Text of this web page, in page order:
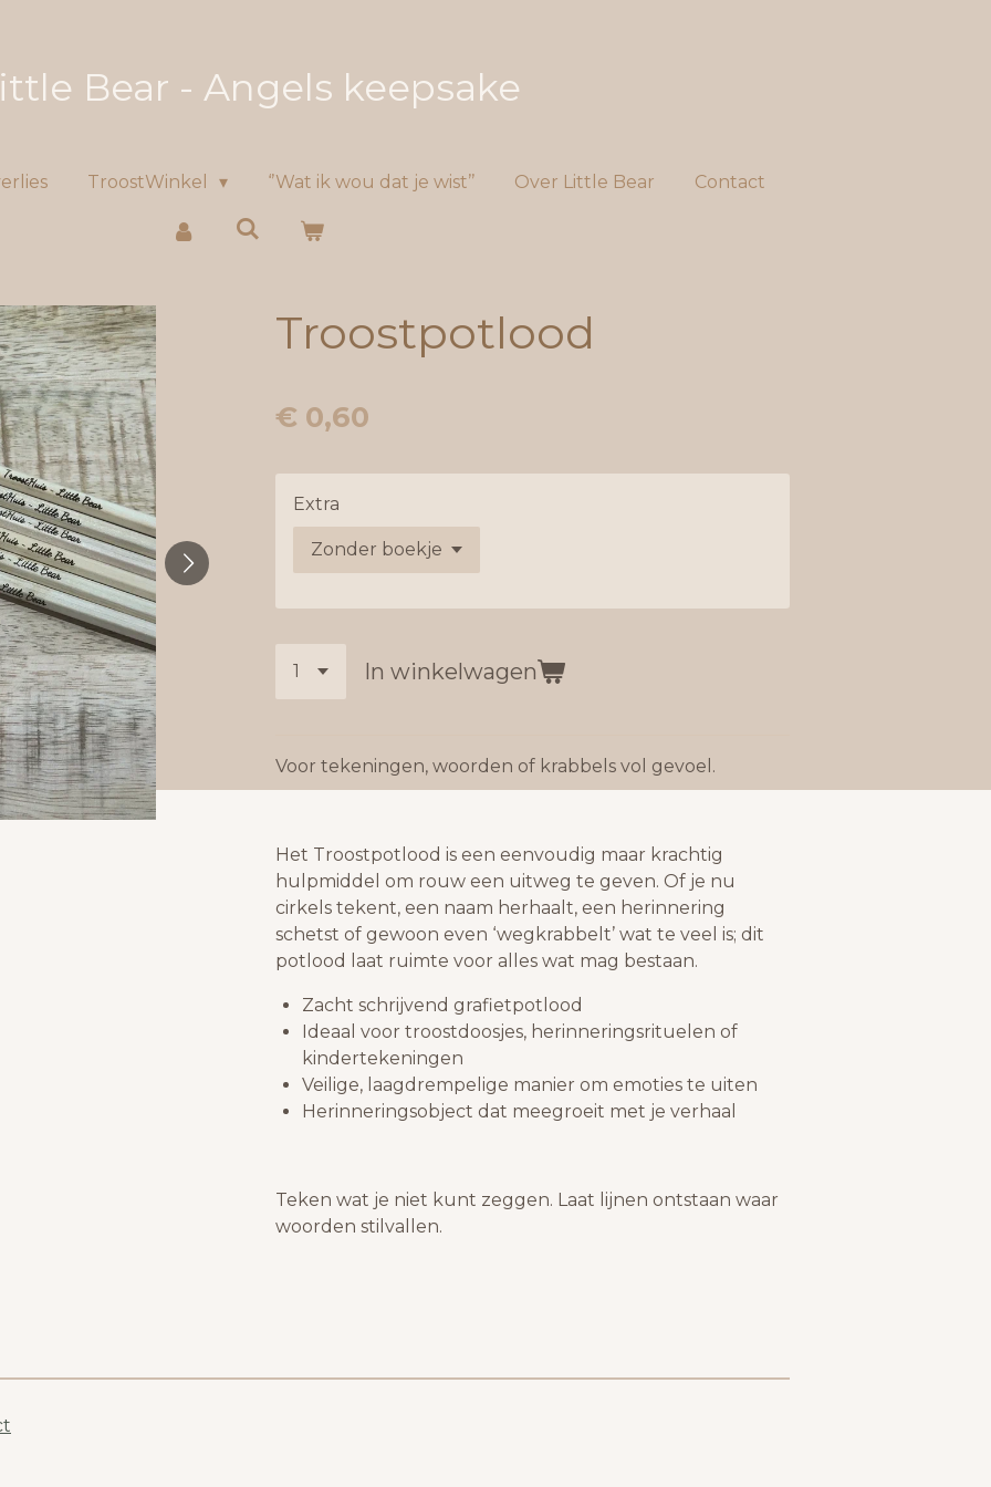
Bear - Angels keepsake
TroostWinkel ‘’Wat ik wou dat je wist’’ Over Little Bear Contact
Troostpotlood
€ 0,60
Extra
In winkelwagen
Voor tekeningen, woorden of krabbels vol gevoel.
Het Troostpotlood is een eenvoudig maar krachtig
hulpmiddel om rouw een uitweg te geven. Of je nu
cirkels tekent, een naam herhaalt, een herinnering
schetst of gewoon even ‘wegkrabbelt’ wat te veel is; dit
potlood laat ruimte voor alles wat mag bestaan.
Zacht schrijvend grafietpotlood
Ideaal voor troostdoosjes, herinneringsrituelen of
kindertekeningen
Veilige, laagdrempelige manier om emoties te uiten
Herinneringsobject dat meegroeit met je verhaal
Teken wat je niet kunt zeggen. Laat lijnen ontstaan waar
woorden stilvallen.